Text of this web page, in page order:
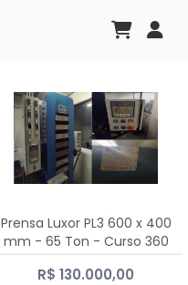
Prensa Luxor PL3 600 x 400
mm - 65 Ton - Curso 360
mm
R$ 130.000,00